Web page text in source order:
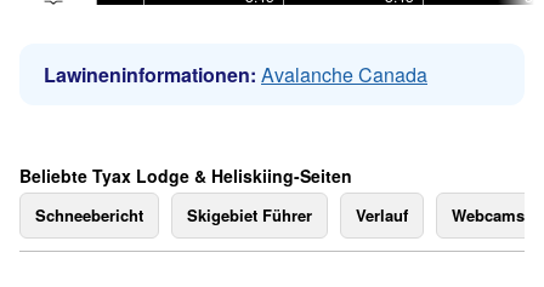
Lawineninformationen: Avalanche Canada
Beliebte Tyax Lodge & Heliskiing-Seiten
Schneebericht Skigebiet Führer Verlauf Webcams